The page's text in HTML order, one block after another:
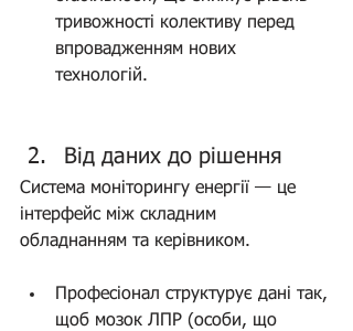
тривожності колективу перед
впровадженням нових
технологій.
Від даних до рішення
Система моніторингу енергії — це
інтерфейс між складним
обладнанням та керівником.
Професіонал структурує дані так,
щоб мозок ЛПР (особи, що